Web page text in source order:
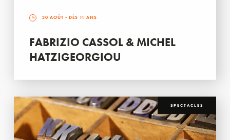
30 AOÛT - DÈS 11 ANS
FABRIZIO CASSOL & MICHEL
HATZIGEORGIOU
SPECTACLES